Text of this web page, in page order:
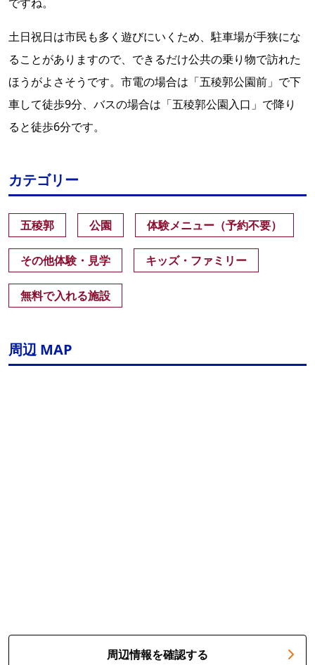
土日祝日は市民も多く遊びにいくため、駐車場が手狭にな
ることがありますので、できるだけ公共の乗り物で訪れた
ほうがよさそうです。市電の場合は「五稜郭公園前」で下
車して徒歩9分、バスの場合は「五稜郭公園入口」で降り
ると徒歩6分です。
カテゴリー
五稜郭 公園 体験メニュー（予約不要）
その他体験・見学 キッズ・ファミリー
無料で入れる施設
周辺 MAP
周辺情報を確認する